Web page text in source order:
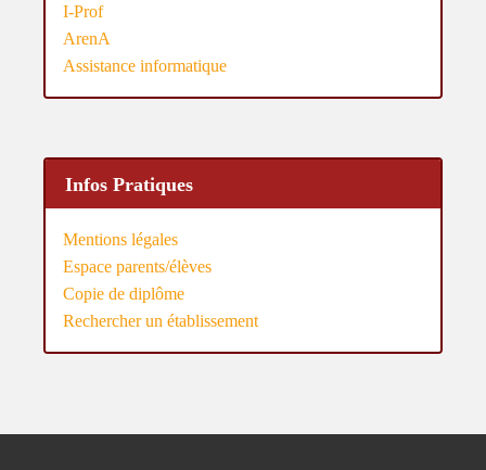
I-Prof
ArenA
Assistance informatique
Infos Pratiques
Mentions légales
Espace parents/élèves
Copie de diplôme
Rechercher un établissement